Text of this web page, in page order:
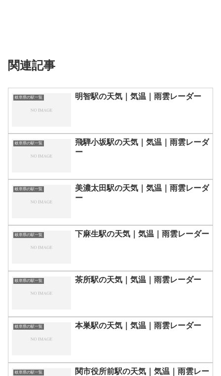
関連記事
岐阜県の駅一覧 明智駅の天気｜気温｜雨雲レーダー
岐阜県の駅一覧
飛騨小坂駅の天気｜気温｜雨雲レーダ
ー
岐阜県の駅一覧
美濃太田駅の天気｜気温｜雨雲レーダ
ー
岐阜県の駅一覧 下麻生駅の天気｜気温｜雨雲レーダー
岐阜県の駅一覧 茶所駅の天気｜気温｜雨雲レーダー
岐阜県の駅一覧 本巣駅の天気｜気温｜雨雲レーダー
岐阜県の駅一覧
関市役所前駅の天気｜気温｜雨雲レー